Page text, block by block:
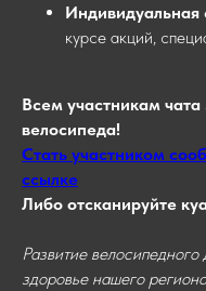
Индивидуальная
курсе акций,
Всем участникам
велосипеда!
Стать участником
ссылке
Либо отсканируйте
Развитие
здоровье нашего